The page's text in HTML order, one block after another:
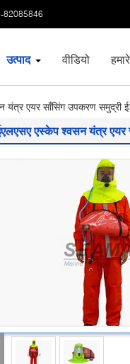
82085846
उत्पाद वीडियो
एयर साँसिंग उपकरण समुद्री
एस्केप श्वसन यंत्र एयर